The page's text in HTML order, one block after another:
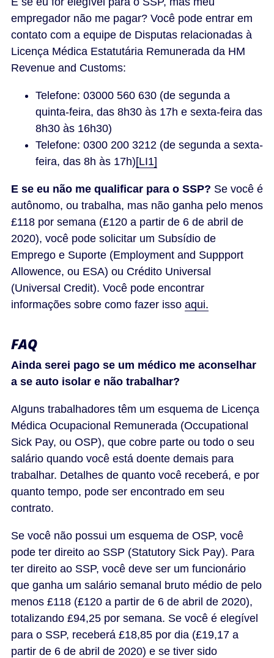
empregador não me pagar? Você pode entrar em
contato com a equipe de Disputas relacionadas à
Licença Médica Estatutária Remunerada da HM
Revenue and Customs:
Telefone: 03000 560 630 (de segunda a
quinta-feira, das 8h30 às 17h e sexta-feira das
8h30 às 16h30)
Telefone: 0300 200 3212 (de segunda a sexta-
feira, das 8h às 17h)[LI1]
E se eu não me qualificar para o SSP? Se você é
autônomo, ou trabalha, mas não ganha pelo menos
£118 por semana (£120 a partir de 6 de abril de
2020), você pode solicitar um Subsídio de
Emprego e Suporte (Employment and Suppport
Allowence, ou ESA) ou Crédito Universal
(Universal Credit). Você pode encontrar
informações sobre como fazer isso aqui.
FAQ
Ainda serei pago se um médico me aconselhar
a se auto isolar e não trabalhar?
Alguns trabalhadores têm um esquema de Licença
Médica Ocupacional Remunerada (Occupational
Sick Pay, ou OSP), que cobre parte ou todo o seu
salário quando você está doente demais para
trabalhar. Detalhes de quanto você receberá, e por
quanto tempo, pode ser encontrado em seu
contrato.
Se você não possui um esquema de OSP, você
pode ter direito ao SSP (Statutory Sick Pay). Para
ter direito ao SSP, você deve ser um funcionário
que ganha um salário semanal bruto médio de pelo
menos £118 (£120 a partir de 6 de abril de 2020),
totalizando £94,25 por semana. Se você é elegível
para o SSP, receberá £18,85 por dia (£19,17 a
partir de 6 de abril de 2020) e se tiver sido